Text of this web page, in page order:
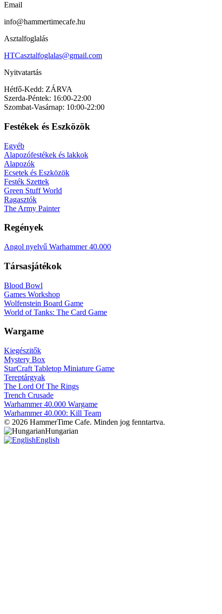
Email
info@hammertimecafe.hu
Asztalfoglalás
HTCasztalfoglalas@gmail.com
Nyitvatartás
Hétfő-Kedd: ZÁRVA
Szerda-Péntek: 16:00-22:00
Szombat-Vasárnap: 10:00-22:00
Festékek és Eszközök
Egyéb
Alapozófestékek és lakkok
Alapozók
Ecsetek és Eszközök
Festék Szettek
Green Stuff World
Ragasztók
The Army Painter
Regények
Angol nyelvű Warhammer 40.000
Társasjátékok
Blood Bowl
Games Workshop
Wolfenstein Board Game
World of Tanks: The Card Game
Wargame
Kiegészitők
Mystery Box
StarCraft Tabletop Miniature Game
Tereptárgyak
The Lord Of The Rings
Trench Crusade
Warhammer 40.000 Wargame
Warhammer 40.000: Kill Team
© 2026 HammerTime Cafe. Minden jog fenntartva.
Hungarian
English